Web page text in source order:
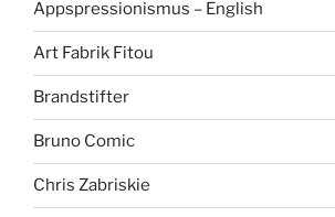
Appspressionismus – English
Art Fabrik Fitou
Brandstifter
Bruno Comic
Chris Zabriskie